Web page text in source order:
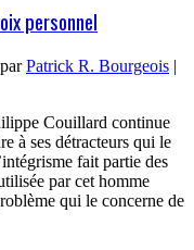
personnel
parPatrick R. Bourgeois |
Couillard continue
à ses détracteurs qui le
fait partie des
par cet homme
qui le concerne de